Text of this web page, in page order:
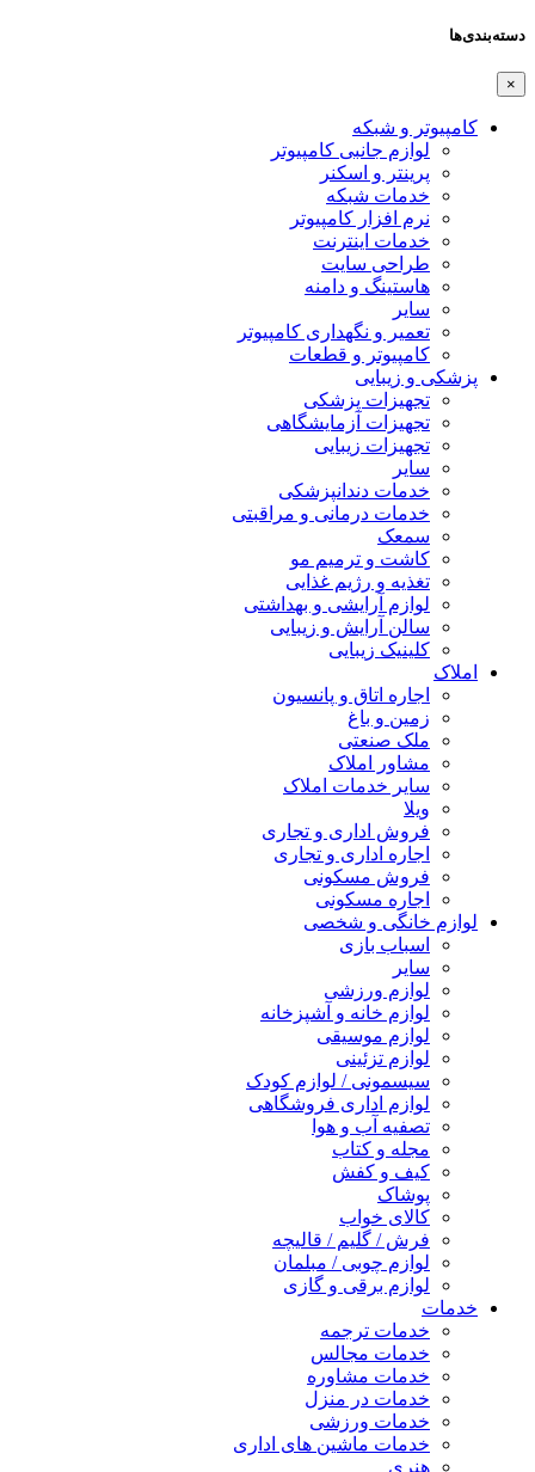
دسته‌بندی‌ها
×
کامپیوتر و شبکه
لوازم جانبی کامپیوتر
پرینتر و اسکنر
خدمات شبکه
نرم افزار کامپیوتر
خدمات اینترنت
طراحی سایت
هاستینگ و دامنه
سایر
تعمیر و نگهداری کامپیوتر
کامپیوتر و قطعات
پزشکی و زیبایی
تجهیزات پزشکی
تجهیزات آزمایشگاهی
تجهیزات زیبایی
سایر
خدمات دندانپزشکی
خدمات درمانی و مراقبتی
سمعک
کاشت و ترمیم مو
تغذیه و رژیم غذایی
لوازم آرایشی و بهداشتی
سالن آرایش و زیبایی
کلینیک زیبایی
املاک
اجاره اتاق و پانسیون
زمین و باغ
ملک صنعتی
مشاور املاک
سایر خدمات املاک
ویلا
فروش اداری و تجاری
اجاره اداری و تجاری
فروش مسکونی
اجاره مسکونی
لوازم خانگی و شخصی
اسباب بازی
سایر
لوازم ورزشی
لوازم خانه و آشپزخانه
لوازم موسیقی
لوازم تزئینی
سیسمونی / لوازم کودک
لوازم اداری فروشگاهی
تصفیه آب و هوا
مجله و کتاب
کیف و کفش
پوشاک
کالای خواب
فرش / گلیم / قالیچه
لوازم چوبی / مبلمان
لوازم برقی و گازی
خدمات
خدمات ترجمه
خدمات مجالس
خدمات مشاوره
خدمات در منزل
خدمات ورزشی
خدمات ماشین های اداری
هنری